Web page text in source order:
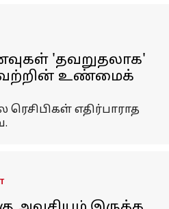
'தவறுதலாக'
உண்மைக்
எதிர்பாராத